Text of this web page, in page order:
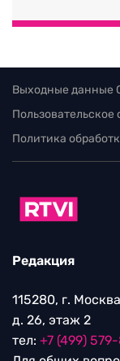
Выходные данные
Пользовательское
Политика
Редакция
115280, г.
д. 26, этаж 2
тел: +7 (499)